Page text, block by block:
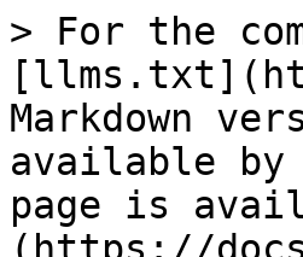
> For the
Markdown
available by
page is